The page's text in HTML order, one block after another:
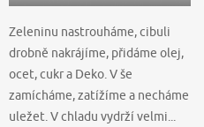
Zeleninu nastrouháme, cibuli
drobně nakrájíme, přidáme olej,
ocet, cukr a Deko. V še
zamícháme, zatížíme a necháme
uležet. V chladu vydrží velmi...